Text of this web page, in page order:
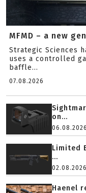
MFMD – a new
Strategic Sciences
uses a controlled
baffle...
07.08.2026
on...
06.08.2026
Limited
...
02.08.2026
Haenel